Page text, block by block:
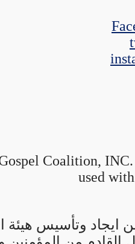
Coalition,
used
ايجاد وتأسيس هيئة